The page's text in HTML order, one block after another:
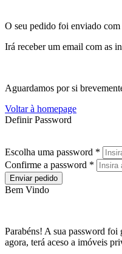
O seu pedido foi enviado com
Irá receber um email com as
Aguardamos por si
Voltar à homepage
Definir Password
Escolha uma password *
Confirme a password *
Enviar pedido
Bem Vindo
Parabéns! A sua password foi
agora, terá aceso a imóveis